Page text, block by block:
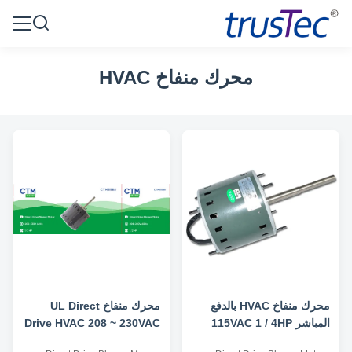
محرك منفاخ HVAC
محرك منفاخ HVAC بالدفع
المباشر 115VAC 1 / 4HP
محرك منفاخ UL Direct
Drive HVAC 208 ~ 230VAC